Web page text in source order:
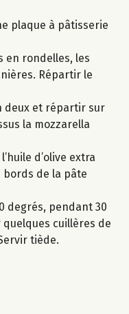
plaque à pâtisserie
en rondelles, les
Répartir le
deux et répartir sur
la mozzarella
d’olive extra
bords de la pâte
degrés, pendant 30
cuillères de
tiède.